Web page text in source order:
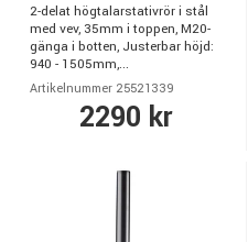
2-delat högtalarstativrör i stål
med vev, 35mm i toppen, M20-
gänga i botten, Justerbar höjd:
940 - 1505mm,...
Artikelnummer 25521339
2290 kr